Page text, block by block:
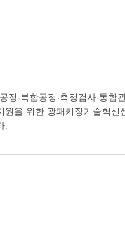
·복합공정·측정검사·통
을 위한 광패키징기술혁
.